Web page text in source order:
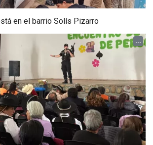
en el barrio Solís Pizarro
...